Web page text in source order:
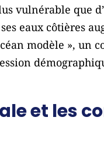
vulnérable que
eaux côtières
modèle », un
et les